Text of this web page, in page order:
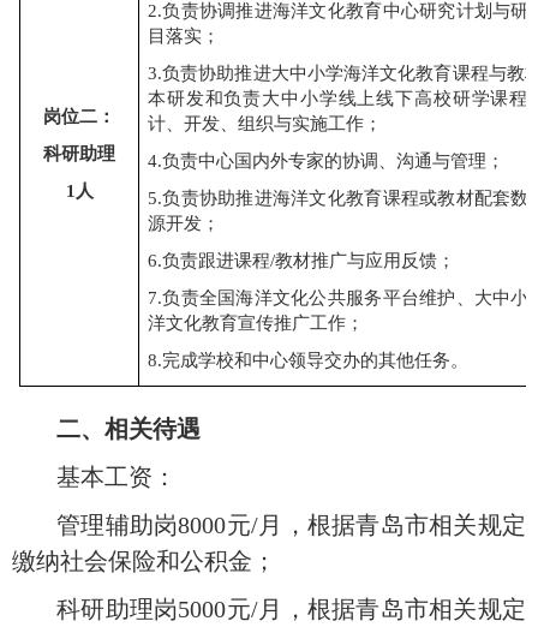
岗位二 ：
科研助理
1人
2.负责协调推进海洋文化教育中心研究计划与研
目落实 ；
3.负责协助推进大中小学海洋文化教育课程与教
本研发和负责大中小学线上线下高校研学课程
计、开发
组织与实施工作 ；
4.负责中心国内外专家的协调、沟通与管理；
5.负责协助推进海洋文化教育课程或教材配套数
源开发 ；
6.负责跟进课程/教材推广与应用 反馈 ；
7.负责全国海洋文化公共服务平台维护、大中小
洋文化教育宣传推广工作；
8.完成学校和中心领导交办的其他任务。
二、 相关待遇
基本工资：
管理辅助岗8000元/月，根据青岛市相关规定
缴纳社会保险和公积金；
科研助理岗5000元/月
，根据青岛市相关规定